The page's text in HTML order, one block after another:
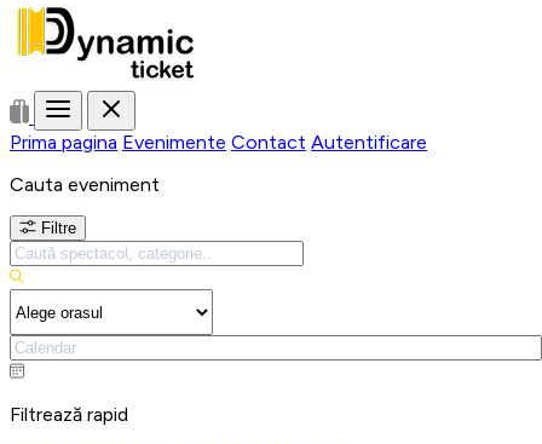
Prima pagina Evenimente Contact Autentificare
Cauta eveniment
Filtre
Filtrează rapid